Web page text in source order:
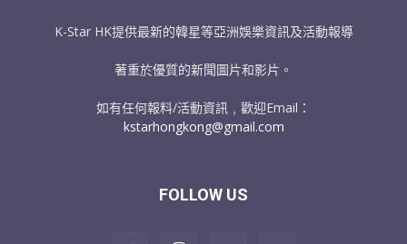
K-Star HK提供最新的韓星等亞洲娛樂資訊及活動報導
著重於優質的新聞圖片和影片。
如有任何報料/活動資訊﹐歡迎Email：
kstarhongkong@gmail.com
FOLLOW US